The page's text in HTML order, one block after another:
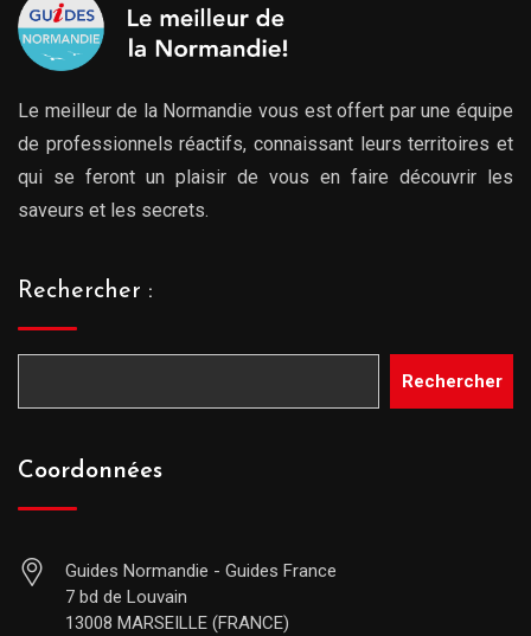
Le meilleur de la Normandie vous est offert par une équipe
de professionnels réactifs, connaissant leurs territoires et
qui se feront un plaisir de vous en faire découvrir les
saveurs et les secrets.
Rechercher :
Rechercher
Coordonnées
Guides Normandie - Guides France
7 bd de Louvain
13008 MARSEILLE (FRANCE)